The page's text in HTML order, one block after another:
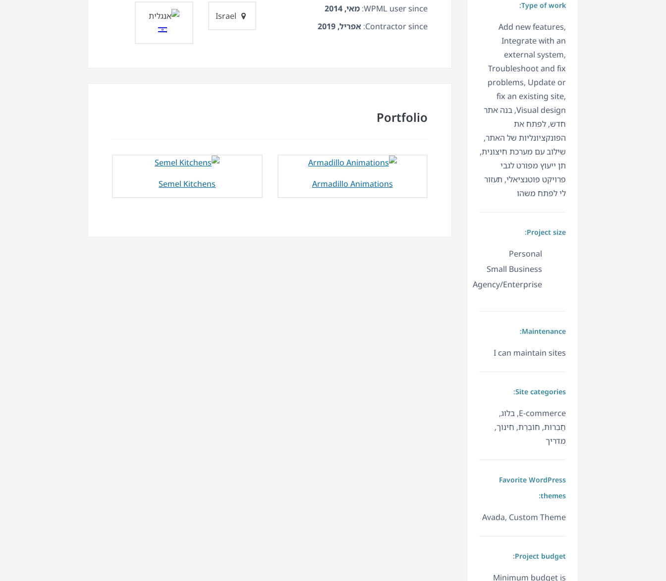
Type of work:
Add new features,
Integrate with an
external system,
Troubleshoot and fix
problems, Update or
fix an existing site,
Visual design, בנה אתר
חדש, לפתח את
הפונקציונליות של האתר,
שילוב עם מערכת חיצונית,
תן ייעוץ מפורט לגבי
פרויקט פוטנציאלי, תעזור
לי לפתח משהו
Project size:
Personal
Small Business
Agency/Enterprise
Maintenance:
I can maintain sites
Site categories:
E-commerce, בלוג,
חֲבֵרוּת, חוֹבֶרֶת, חינוך,
מדריך
Favorite WordPress
themes:
Avada, Custom Theme
Project budget:
Minimum budget is
WPML user since: מאי, 2014
Contractor since: אפריל, 2019
Portfolio
Armadillo Animations
Semel Kitchens